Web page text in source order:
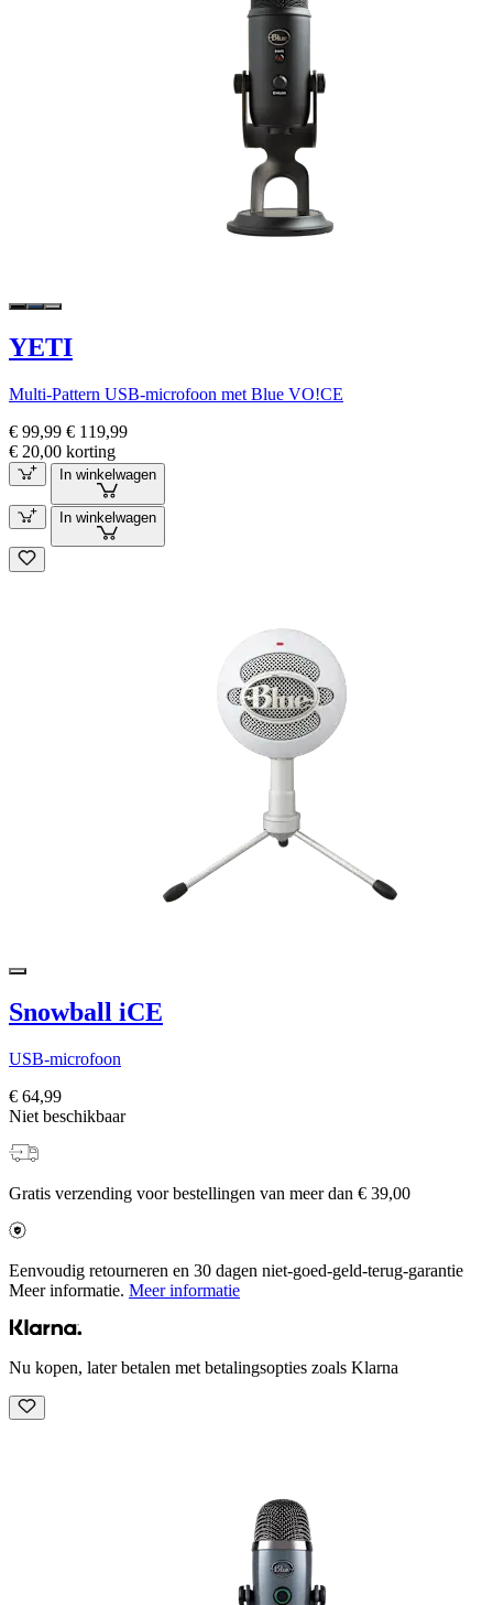
YETI
Multi-Pattern USB-microfoon met Blue VO!CE
€ 99,99 € 119,99
€ 20,00 korting
In winkelwagen
In winkelwagen
Snowball iCE
USB-microfoon
€ 64,99
Niet beschikbaar
Gratis verzending voor bestellingen van meer dan € 39,00
Eenvoudig retourneren en 30 dagen niet-goed-geld-terug-garantie
Meer informatie. Meer informatie
Nu kopen, later betalen met betalingsopties zoals Klarna